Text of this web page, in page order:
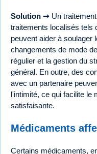
Solution ➞ Un
traitements localisés
peuvent aider à soulager
changements de mode
régulier et la gestion du
général. En outre, des
avec un partenaire
l'intimité, ce qui facilite le
satisfaisante.
Médicaments
Certains médicaments,